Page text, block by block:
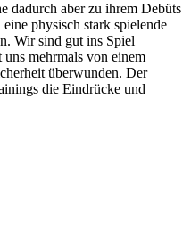
dadurch aber zu ihrem Debüts
physisch stark spielende
Wir sind gut ins Spiel
mehrmals von einem
überwunden. Der
die Eindrücke und